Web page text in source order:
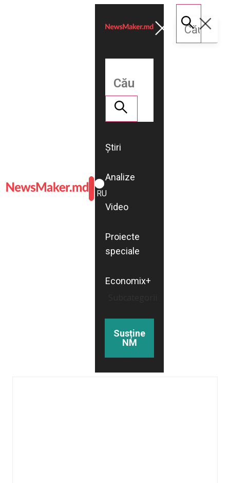
ROMÂNĂ
RU
Știri
Analize
Video
Proiecte
speciale
Economix+
Susține
NM